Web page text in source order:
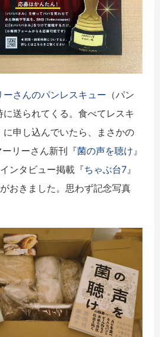
ーさんのパンレスキュー （パン
に送られてくる。食べてレスキ
に申し込んでいたら、まさかの
リーさん新刊『菌の声を聴け 』
ンタビュー掲載『ちゃぶ台7 』
おきました。思わず記念写真